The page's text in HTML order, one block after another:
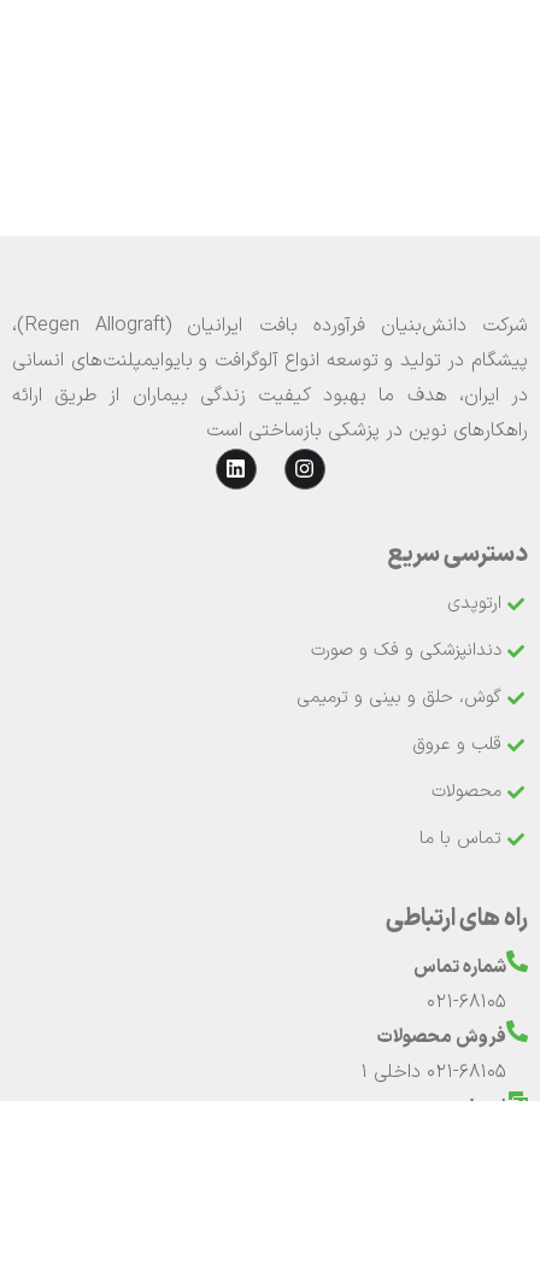
شرکت دانش‌بنیان فرآورده بافت ایرانیان (Regen Allograft)،
پیشگام در تولید و توسعه انواع آلوگرافت و بایوایمپلنت‌های انسانی
در ایران، هدف ما بهبود کیفیت زندگی بیماران از طریق ارائه
راهکارهای نوین در پزشکی بازساختی است
دسترسی سریع
ارتوپدی
دندانپزشکی و فک و صورت
گوش، حلق و بینی و ترمیمی
قلب و عروق
محصولات
تماس با ما
راه های ارتباطی
شماره تماس
021-68105
فروش محصولات
021-68105 داخلی 1
ایمیل